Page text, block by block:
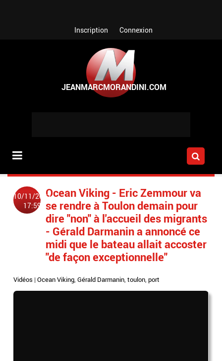
Inscription Connexion
10/11/2022
17:59
Ocean Viking - Eric Zemmour va
se rendre à Toulon demain pour
dire "non" à l'accueil des migrants
- Gérald Darmanin a annoncé ce
midi que le bateau allait accoster
"de façon exceptionnelle"
Vidéos |Ocean Viking,Gérald Darmanin,toulon,port